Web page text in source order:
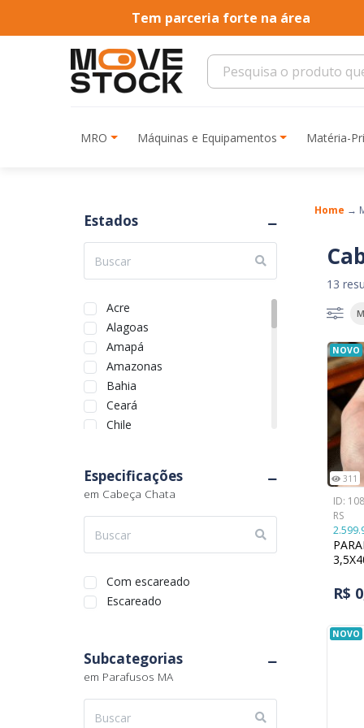
Tem parceria forte na área
MRO Máquinas e Equipamentos Matéria-
Estados
Acre
Alagoas
Amapá
Amazonas
Bahia
Ceará
Chile
Goiás
Maranhão
Mato Grosso
Mato Grosso do Sul
Pará
Paraíba
Piauí
Quebec
Rio de Janeiro
Rio Grande do Norte
Subcategorias
em Parafusos MA
Especificações
em Cabeça Chata
Com escareado
Escareado
Home →
13
NOVO
311
ID:
RS
R$
NOVO